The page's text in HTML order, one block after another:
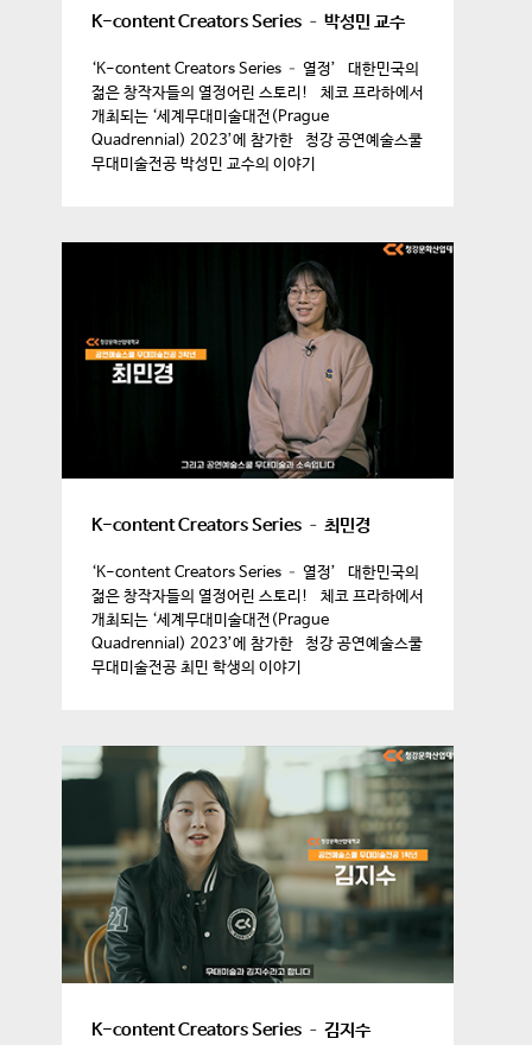
K-content Creators Series – 박성민 교수
‘K-content Creators Series – 열정’ 대한민국의
젊은 창작자들의 열정어린 스토리! 체코 프라하에서
개최되는 ‘세계무대미술대전(Prague
Quadrennial) 2023’에 참가한 청강 공연예술스쿨
무대미술전공 박성민 교수의 이야기
K-content Creators Series – 최민경
‘K-content Creators Series – 열정’ 대한민국의
젊은 창작자들의 열정어린 스토리! 체코 프라하에서
개최되는 ‘세계무대미술대전(Prague
Quadrennial) 2023’에 참가한 청강 공연예술스쿨
무대미술전공 최민 학생의 이야기
K-content Creators Series – 김지수